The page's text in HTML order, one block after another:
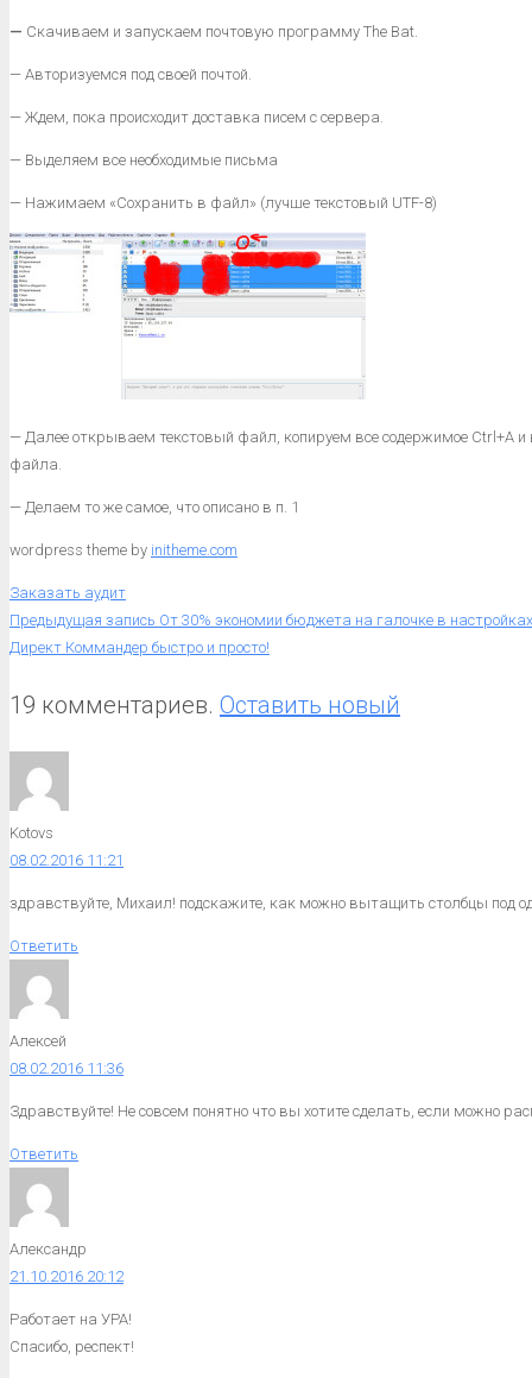
— Скачиваем и запускаем почтовую программу The Bat.
— Авторизуемся под своей почтой.
— Ждем, пока происходит доставка писем с сервера.
— Выделяем все необходимые письма
— Нажимаем «Сохранить в файл» (лучше текстовый UTF-8)
— Далее открываем текстовый файл, копируем все содержимое Ctrl+A
файла.
— Делаем то же самое, что описано в п. 1
wordpress theme by initheme.com
Заказать аудит
Предыдущая запись От 30% экономии бюджета на галочке в
Директ Коммандер быстро и просто!
19 комментариев. Оставить новый
Kotovs
08.02.2016 11:21
здравствуйте, Михаил! подскажите, как можно вытащить столбцы под
Ответить
Алексей
08.02.2016 11:36
Здравствуйте! Не совсем понятно что вы хотите сделать, если можно
Ответить
Александр
21.10.2016 20:12
Работает на УРА!
Спасибо, респект!